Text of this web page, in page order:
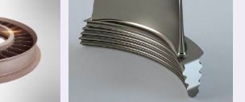
及金属间化合物的分布、分析晶体和晶界组织。 华阳
3D打印设备多台。公司具有ISO9001质量体系认
体系。公司战略华阳的价值理念是 创造价值，创新报
新、快速响应。我们根据客户需求开发新产品和系统
好的服务，并降低客户成本。